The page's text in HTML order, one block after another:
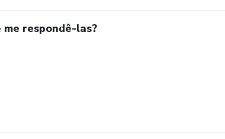
respondê-las?